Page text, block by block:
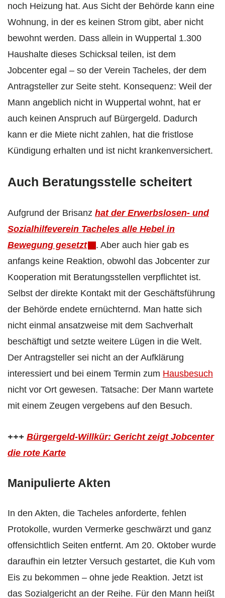
noch Heizung hat. Aus Sicht der Behörde kann eine
Wohnung, in der es keinen Strom gibt, aber nicht
bewohnt werden. Dass allein in Wuppertal 1.300
Haushalte dieses Schicksal teilen, ist dem
Jobcenter egal – so der Verein Tacheles, der dem
Antragsteller zur Seite steht. Konsequenz: Weil der
Mann angeblich nicht in Wuppertal wohnt, hat er
auch keinen Anspruch auf Bürgergeld. Dadurch
kann er die Miete nicht zahlen, hat die fristlose
Kündigung erhalten und ist nicht krankenversichert.
Auch Beratungsstelle scheitert
Aufgrund der Brisanz hat der Erwerbslosen- und
Sozialhilfeverein Tacheles alle Hebel in
Bewegung gesetzt
. Aber auch hier gab es
anfangs keine Reaktion, obwohl das Jobcenter zur
Kooperation mit Beratungsstellen verpflichtet ist.
Selbst der direkte Kontakt mit der Geschäftsführung
der Behörde endete ernüchternd. Man hatte sich
nicht einmal ansatzweise mit dem Sachverhalt
beschäftigt und setzte weitere Lügen in die Welt.
Der Antragsteller sei nicht an der Aufklärung
interessiert und bei einem Termin zum Hausbesuch
nicht vor Ort gewesen. Tatsache: Der Mann wartete
mit einem Zeugen vergebens auf den Besuch.
+++ Bürgergeld-Willkür: Gericht zeigt Jobcenter
die rote Karte
Manipulierte Akten
In den Akten, die Tacheles anforderte, fehlen
Protokolle, wurden Vermerke geschwärzt und ganz
offensichtlich Seiten entfernt. Am 20. Oktober wurde
daraufhin ein letzter Versuch gestartet, die Kuh vom
Eis zu bekommen – ohne jede Reaktion. Jetzt ist
das Sozialgericht an der Reihe. Für den Mann heißt